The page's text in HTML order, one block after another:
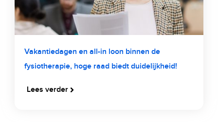
Vakantiedagen en all-in loon binnen de
fysiotherapie, hoge raad biedt duidelijkheid!
Lees verder